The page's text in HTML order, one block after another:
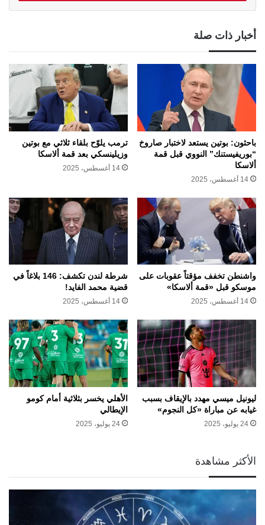
أخبار ذات صلة
باحثون: بوتين يستعد لاختبار صاروخ
“بوريفيستنك” النووي قبل قمة
ألاسكا
14 أغسطس، 2025
ترمب يلوّح بلقاء ثلاثي مع بوتين
وزيلينسكي بعد قمة ألاسكا
14 أغسطس، 2025
واشنطن تخفف مؤقتاً عقوبات على
موسكو قبل «قمة ألاسكا»
14 أغسطس، 2025
شرطة لندن تكشف: 146 بلاغاً في
قضية محمد الفايد!
14 أغسطس، 2025
ليونيل ميسي مهدد بالإيقاف بسبب
غيابه عن مباراة «كل النجوم»
24 يوليو، 2025
الأهلي يخسر بثلاثية أمام كومو
الإيطالي
24 يوليو، 2025
الأكثر مشاهدة